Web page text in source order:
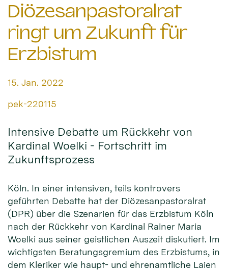
Diözesanpastoralrat
ringt um Zukunft für
Erzbistum
Datum:
15. Jan. 2022
Von:
pek-220115
Intensive Debatte um Rückkehr von
Kardinal Woelki - Fortschritt im
Zukunftsprozess
Köln. In einer intensiven, teils kontrovers
geführten Debatte hat der Diözesanpastoralrat
(DPR) über die Szenarien für das Erzbistum Köln
nach der Rückkehr von Kardinal Rainer Maria
Woelki aus seiner geistlichen Auszeit diskutiert. Im
wichtigsten Beratungsgremium des Erzbistums, in
dem Kleriker wie haupt- und ehrenamtliche Laien